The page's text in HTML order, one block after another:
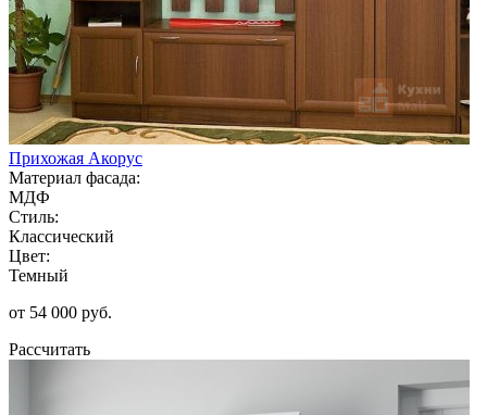
Прихожая Акорус
Материал фасада:
МДФ
Стиль:
Классический
Цвет:
Темный
от 54 000 руб.
Рассчитать